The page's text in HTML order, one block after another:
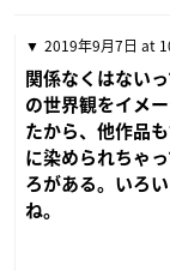
2019年9月7日 at
関係なくはない
の世界観をイメ
たから、他作品
に染められちゃ
ろがある。いろ
ね。